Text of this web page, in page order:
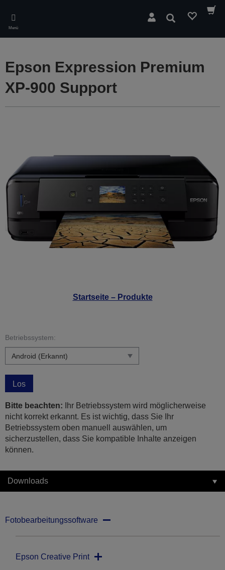
main
content
Menü
Suchen
Startseite – Produkte
Epson Expression Premium
XP-900 Support
Betriebssystem:
Los
Bitte beachten: Ihr Betriebssystem wird möglicherweise
nicht korrekt erkannt. Es ist wichtig, dass Sie Ihr
Betriebssystem oben manuell auswählen, um
sicherzustellen, dass Sie kompatible Inhalte anzeigen
können.
Downloads
Fotobearbeitungssoftware
Epson Creative Print